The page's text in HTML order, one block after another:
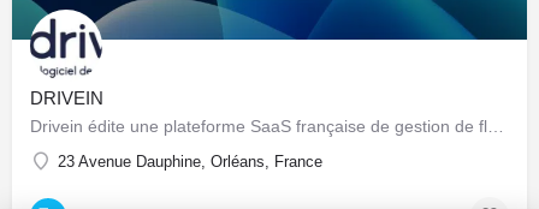
DRIVEIN
23 Avenue Dauphine, Orléans, France